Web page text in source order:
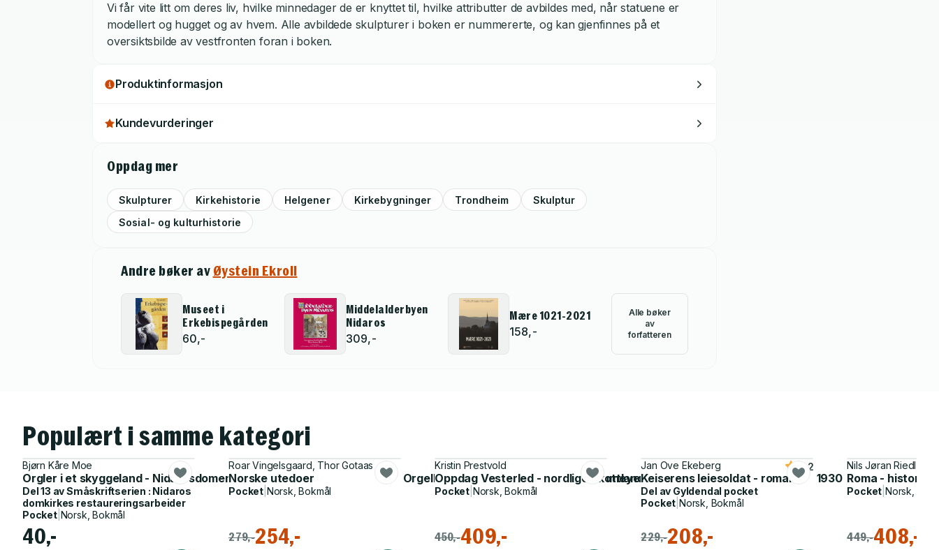
Vi får vite litt om deres liv, hvilke minnedager de er knyttet til, hvilke attributter de avbildes med, når statuene er
modellert og hugget og av hvem. Alle avbildede skulpturer i boken er nummererte, og kan gjenfinnes på et
oversiktsbilde av vestfronten foran i boken.
Produktinformasjon
Kundevurderinger
Oppdag mer
Skulpturer Kirkehistorie Helgener Kirkebygninger Trondheim
Skulptur
Sosial- og kulturhistorie
Andre bøker av Øystein Ekroll
Museet i
Erkebispegården
60,-
Middelalderbyen
Nidaros
309,-
Mære 1021-2021
158,-
Alle bøker
av
forfatteren
Populært i samme kategori
Bjørn Kåre Moe
Orgler i et skyggeland - Nidarosdomens monumentalorgel : bygget av Orgelbau G.F. Steinmeyer & Co. (Steinmeyer & Strebel), Oettingen i Bayern, 1930
Del 13 avSmåskriftserien : Nidaros
domkirkes restaureringsarbeider
Pocket| Norsk, Bokmål
40,-
Roar Vingelsgaard, Thor Gotaas
Norske utedoer
Pocket| Norsk, Bokmål
279,-254,-
Kristin Prestvold
Oppdag Vesterled - nordlige Skottland, Orknøyene og Shetland
Pocket Norsk, Bokmål
450,-409,-
Jan Ove Ekeberg
Keiserens leiesoldat - roman
4.2
Del av Gyldendal pocket
Pocket Norsk, Bokmål
229,-208,-
Nils Jøran Riedl,
Roma -
Pocket |Norsk,
449,-408,-